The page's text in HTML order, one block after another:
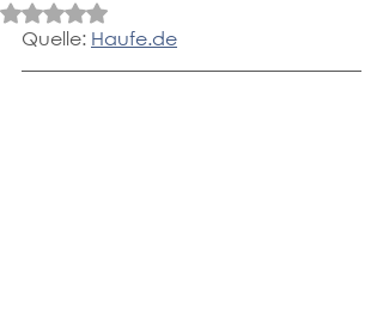
Mit NaN von 5 Sternen bewertet.
Quelle: Haufe.de